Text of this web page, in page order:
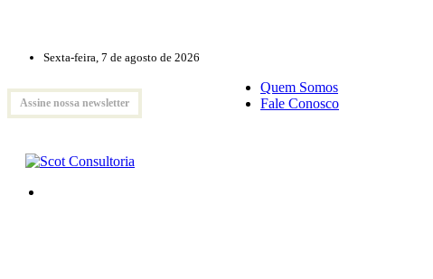
Sexta-feira, 7 de agosto de 2026
Assine nossa newsletter
Quem Somos
Fale Conosco